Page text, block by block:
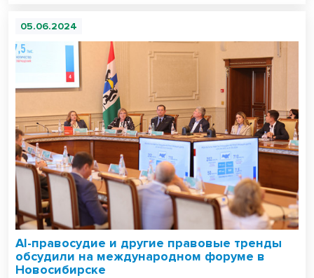
05.06.2024
AI-правосудие и другие правовые тренды
обсудили на международном форуме в
Новосибирске